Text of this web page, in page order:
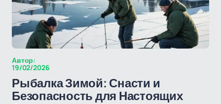
Автор:
19/02/2026
Рыбалка Зимой: Снасти и
Безопасность для Настоящих